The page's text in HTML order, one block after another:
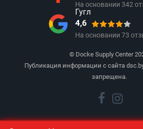
На основании 342
Гугл
4,6
На основании 73
© Docke Supply Center
Публикация информации с сайта
запрещена.